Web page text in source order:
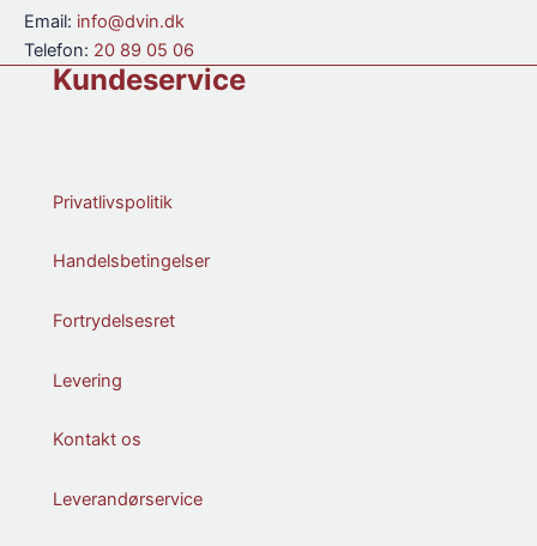
Email: info@dvin.dk
Telefon: 20 89 05 06
Kundeservice
Privatlivspolitik
Handelsbetingelser
Fortrydelsesret
Levering
Kontakt os
Leverandørservice